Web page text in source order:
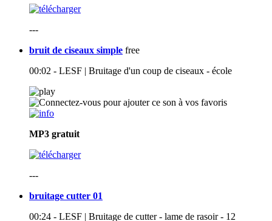
---
bruit de ciseaux simple free
00:02 - LESF | Bruitage d'un coup de ciseaux - école
MP3 gratuit
---
bruitage cutter 01
00:24 - LESF | Bruitage de cutter - lame de rasoir - 12